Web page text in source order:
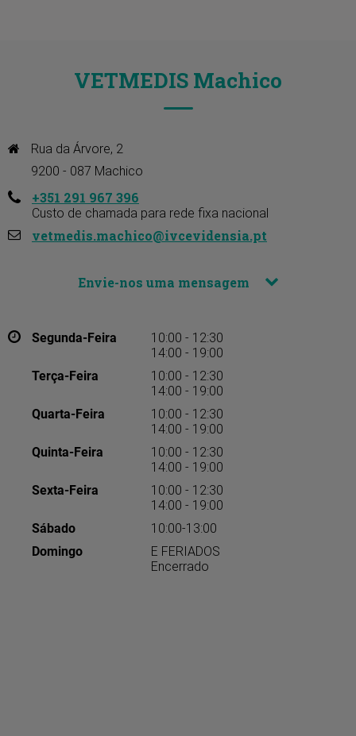
VETMEDIS Machico
Rua da Árvore, 2
9200 - 087 Machico
+351 291 967 396
Custo de chamada para rede fixa nacional
vetmedis.machico@ivcevidensia.pt
Envie-nos uma mensagem
Segunda-Feira
10:00 - 12:30
14:00 - 19:00
Terça-Feira
10:00 - 12:30
14:00 - 19:00
Quarta-Feira
10:00 - 12:30
14:00 - 19:00
Quinta-Feira
10:00 - 12:30
14:00 - 19:00
Sexta-Feira
10:00 - 12:30
14:00 - 19:00
Sábado
10:00-13:00
Domingo
E FERIADOS
Encerrado